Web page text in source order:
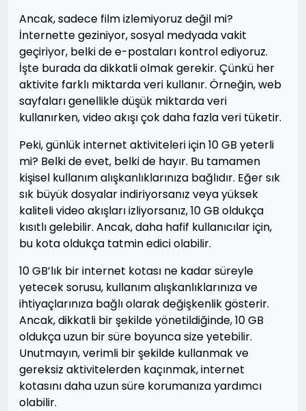
Ancak, sadece film izlemiyoruz değil mi?
İnternette geziniyor, sosyal medyada vakit
geçiriyor, belki de e-postaları kontrol ediyoruz.
İşte burada da dikkatli olmak gerekir. Çünkü her
aktivite farklı miktarda veri kullanır. Örneğin, web
sayfaları genellikle düşük miktarda veri
kullanırken, video akışı çok daha fazla veri tüketir.
Peki, günlük internet aktiviteleri için 10 GB yeterli
mi? Belki de evet, belki de hayır. Bu tamamen
kişisel kullanım alışkanlıklarınıza bağlıdır. Eğer sık
sık büyük dosyalar indiriyorsanız veya yüksek
kaliteli video akışları izliyorsanız, 10 GB oldukça
kısıtlı gelebilir. Ancak, daha hafif kullanıcılar için,
bu kota oldukça tatmin edici olabilir.
10 GB’lık bir internet kotası ne kadar süreyle
yetecek sorusu, kullanım alışkanlıklarınıza ve
ihtiyaçlarınıza bağlı olarak değişkenlik gösterir.
Ancak, dikkatli bir şekilde yönetildiğinde, 10 GB
oldukça uzun bir süre boyunca size yetebilir.
Unutmayın, verimli bir şekilde kullanmak ve
gereksiz aktivitelerden kaçınmak, internet
kotasını daha uzun süre korumanıza yardımcı
olabilir.